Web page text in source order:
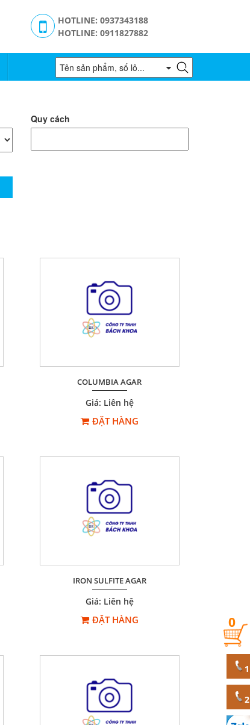
HOTLINE: 0937343188
HOTLINE: 0911827882
0
Quy cách
COLUMBIA AGAR
Giá: Liên hệ
ĐẶT HÀNG
IRON SULFITE AGAR
Giá: Liên hệ
ĐẶT HÀNG